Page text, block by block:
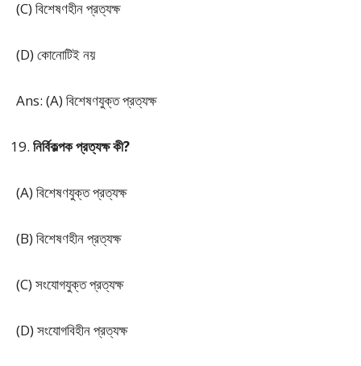
(C) বিশেষণহীন প্রত্যক্ষ
(D) কোনোটিই নয়
Ans: (A) বিশেষণযুক্ত প্রত্যক্ষ
নির্বিকল্পক প্রত্যক্ষ কী?
(A) বিশেষণযুক্ত প্রত্যক্ষ
(B) বিশেষণহীন প্রত্যক্ষ
(C) সংযোগযুক্ত প্রত্যক্ষ
(D) সংযোগবিহীন প্রত্যক্ষ